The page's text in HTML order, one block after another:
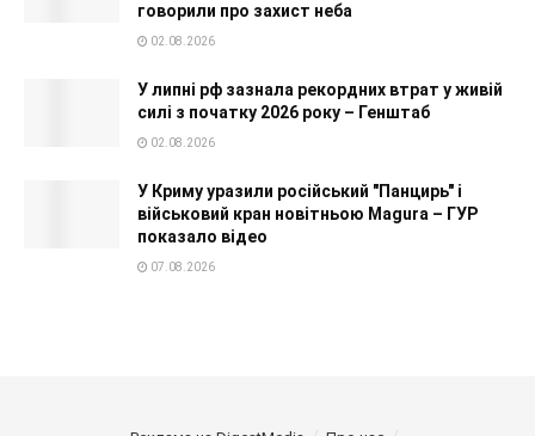
говорили про захист неба
02.08.2026
У липні рф зазнала рекордних втрат у живій
силі з початку 2026 року – Генштаб
02.08.2026
У Криму уразили російський "Панцирь" і
військовий кран новітньою Magura – ГУР
показало відео
07.08.2026